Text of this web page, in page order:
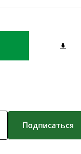
Подписаться